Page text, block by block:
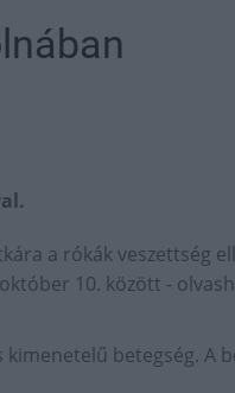
a rókák veszettség
10. között -
betegség. A